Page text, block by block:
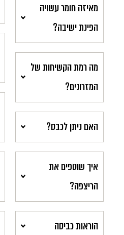
מאיזה חומר עשויה
הפינת ישיבה?
מה רמת הקשיחות של
המזרונים?
האם ניתן לכבס?
איך שוטפים את
הריצפה?
הוראות כביסה